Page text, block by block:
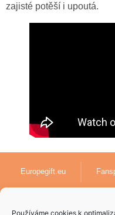
Používáme cookies k
zajisté potěší i upoutá.
Europegift.eu